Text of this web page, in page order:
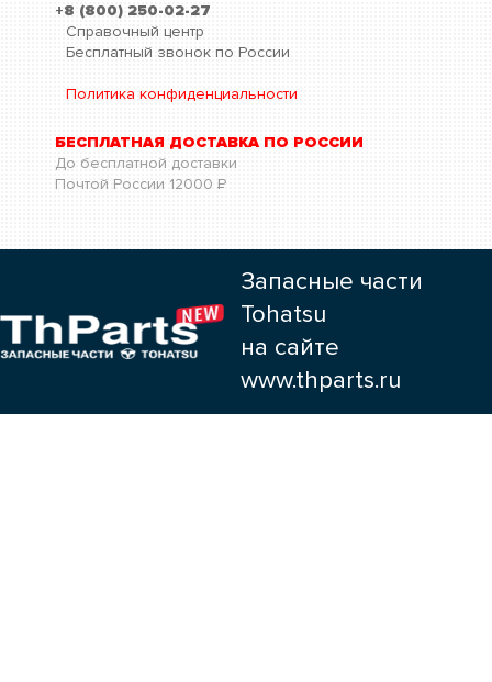
+8 (800) 250-02-27
Справочный центр
Бесплатный звонок по России
Политика конфиденциальности
БЕСПЛАТНАЯ ДОСТАВКА ПО РОССИИ
До бесплатной доставки
Почтой России 12000 Р
Запасные части
Tohatsu
на сайте
www.thparts.ru